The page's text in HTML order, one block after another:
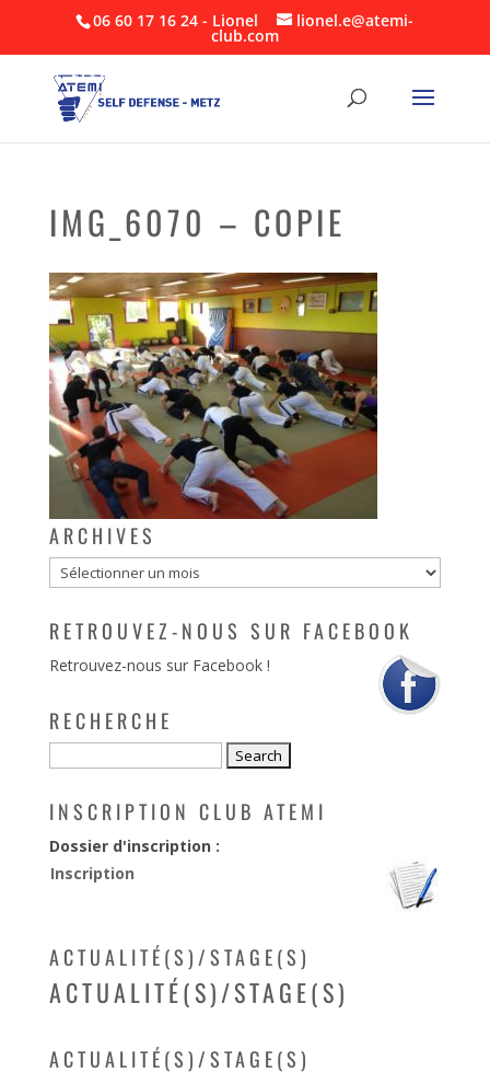
06 60 17 16 24 - Lionel lionel.e@atemi-
club.com
IMG_6070 – COPIE
ARCHIVES
Archives
RETROUVEZ-NOUS SUR FACEBOOK
Retrouvez-nous sur Facebook !
RECHERCHE
INSCRIPTION CLUB ATEMI
Dossier d'inscription :
Inscription
ACTUALITÉ(S)/STAGE(S)
ACTUALITÉ(S)/STAGE(S)
ACTUALITÉ(S)/STAGE(S)